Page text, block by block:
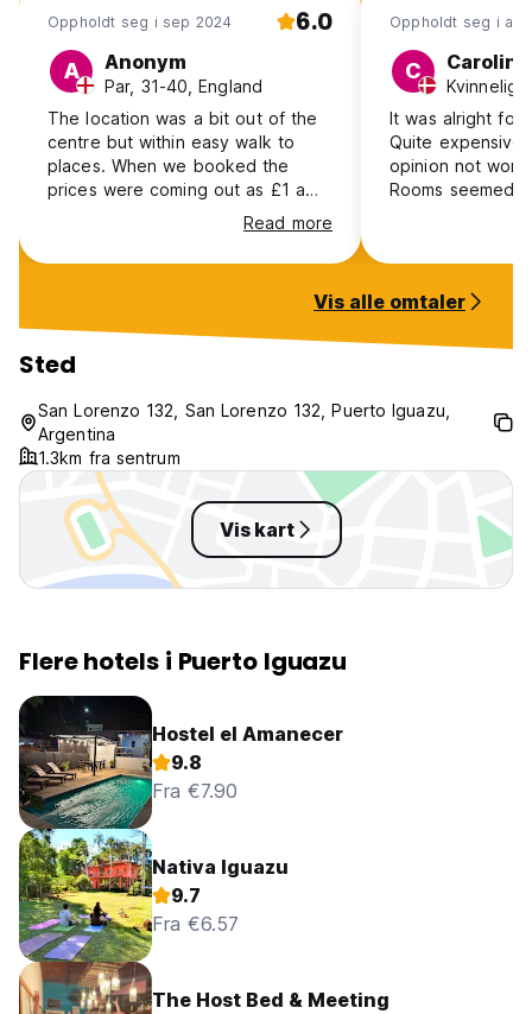
Oppholdt seg i sep 2024 6.0
A Anonym
Par, 31-40, England
The location was a bit out of the
centre but within easy walk to
places. When we booked the
prices were coming out as £1 a
night which was a bargain and we
should have been honoured that
price but with the language barrier
Read more
Oppholdt seg i apr
C Caroline
Kvinnelig,
It was alright for
Quite
opinion not
Rooms seemed
outside with the
Vis alle omtaler
Sted
San Lorenzo 132, San Lorenzo 132, Puerto Iguazu,
Argentina
1.3km fra sentrum
Vis kart
Flere hotels i Puerto Iguazu
Hostel el Amanecer
9.8
Fra €7.90
Nativa Iguazu
9.7
Fra €6.57
The Host Bed & Meeting